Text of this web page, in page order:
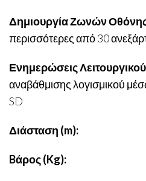
Δημιουργία Ζωνών
περισσότερες από 30
Ενημερώσεις
αναβάθμισης λογισμικού
SD
Διάσταση (m):
Bάρος (Kg):